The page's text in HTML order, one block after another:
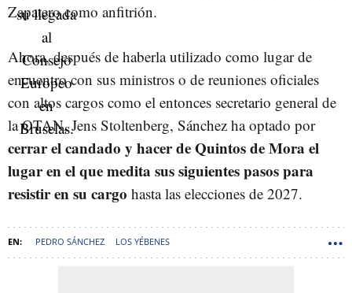
Zapatero como anfitrión.
Ahora, después de haberla utilizado como lugar de
encuentro con sus ministros o de reuniones oficiales
con altos cargos como el entonces secretario general de
la OTAN, Jens Stoltenberg, Sánchez ha optado por
cerrar el candado y hacer de Quintos de Mora el
lugar en el que medita sus siguientes pasos para
resistir en su cargo hasta las elecciones de 2027.
PEDRO SÁNCHEZ LOS YÉBENES